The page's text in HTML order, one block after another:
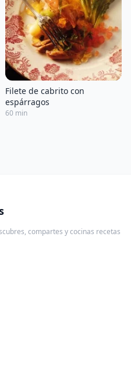
Filete de cabrito con
espárragos
60 min
compartes y cocinas recetas